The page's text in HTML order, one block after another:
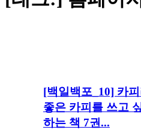
[백일백포_10] 카
좋은 카피를 쓰고
하는 책 7권...